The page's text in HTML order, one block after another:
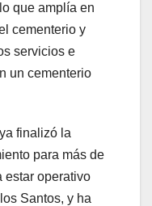
que amplía en
cementerio y
servicios e
un cementerio
finalizó la
para más de
estar operativo
Santos, y ha